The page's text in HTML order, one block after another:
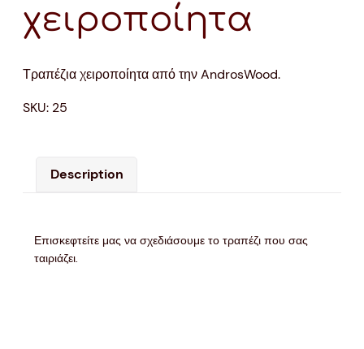
χειροποίητα
Τραπέζια χειροποίητα από την AndrosWood.
SKU: 25
Description
Επισκεφτείτε μας να σχεδιάσουμε το τραπέζι που σας
ταιριάζει.